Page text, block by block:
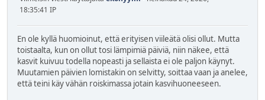
18:35:41 IP
En ole kyllä huomioinut, että erityisen viileätä olisi ollut. Mutta
toistaalta, kun on ollut tosi lämpimiä päiviä, niin näkee, että
kasvit kuivuu todella nopeasti ja sellaista ei ole paljon käynyt.
Muutamien päivien lomistakin on selvitty, soittaa vaan ja anelee,
että teini käy vähän roiskimassa jotain kasvihuoneeseen.